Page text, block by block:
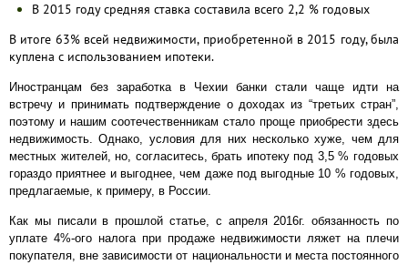
В 2015 году средняя ставка составила всего 2,2 % годовых
В итоге 63% всей недвижимости, приобретенной в 2015 году, была
куплена с использованием ипотеки.
Иностранцам без заработка в Чехии банки стали чаще идти на
встречу и принимать подтверждение о доходах из “третьих стран”,
поэтому и нашим соотечественникам стало проще приобрести здесь
недвижимость. Однако, условия для них несколько хуже, чем для
местных жителей, но, согласитесь, брать ипотеку под 3,5 % годовых
гораздо приятнее и выгоднее, чем даже под выгодные 10 % годовых,
предлагаемые, к примеру, в России.
Как мы писали в прошлой статье, с апреля 2016г. обязанность по
уплате 4%-ого налога при продаже недвижимости ляжет на плечи
покупателя, вне зависимости от национальности и места постоянного